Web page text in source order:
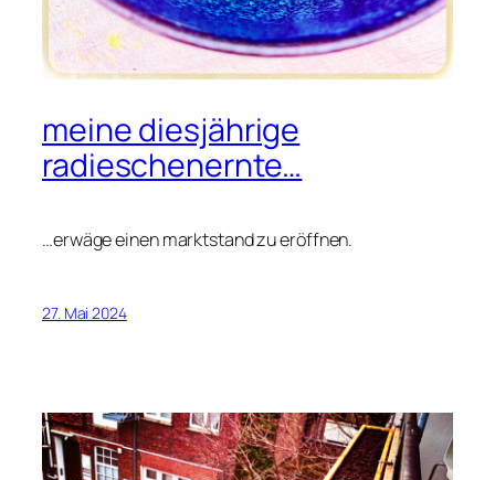
meine diesjährige
radieschenernte…
…erwäge einen marktstand zu eröffnen.
27. Mai 2024